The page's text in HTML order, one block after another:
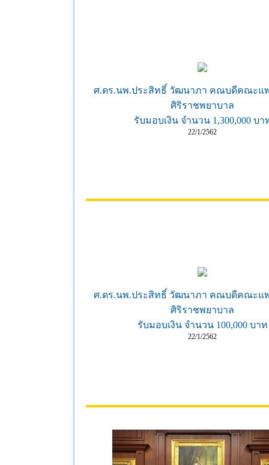
ศ.ดร.นพ.ประสิทธิ์ วัฒนาภา คณบดีคณะแ
ศิริราชพยาบาล
รับมอบเงิน จำนวน 1,300,000 บา
22/1/2562
ศ.ดร.นพ.ประสิทธิ์ วัฒนาภา คณบดีคณะแ
ศิริราชพยาบาล
รับมอบเงิน จำนวน 100,000 บาท
22/1/2562